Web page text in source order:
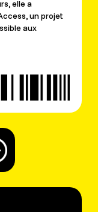
elle a
un projet
aux